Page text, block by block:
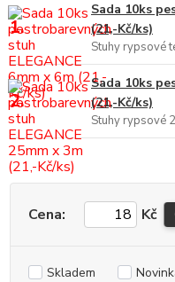
1.
Sada 10ks
(21,-Kč/ks)
Stuhy rypsové
2.
Sada 10ks
(21,-Kč/ks)
Stuhy rypsové
Cena: Kč
Skladem